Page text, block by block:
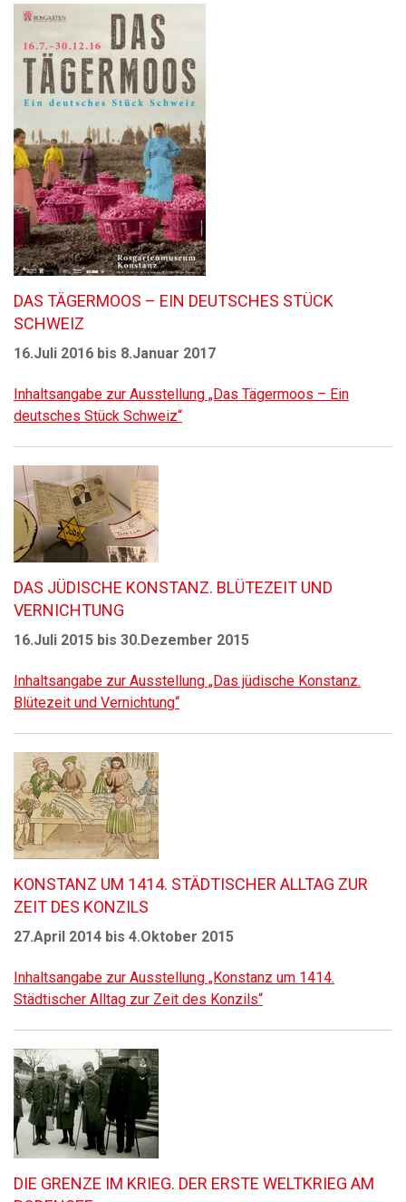
DAS TÄGERMOOS – EIN DEUTSCHES STÜCK
SCHWEIZ
16.Juli 2016 bis 8.Januar 2017
Inhaltsangabe zur Ausstellung „Das Tägermoos – Ein
deutsches Stück Schweiz“
DAS JÜDISCHE KONSTANZ. BLÜTEZEIT UND
VERNICHTUNG
16.Juli 2015 bis 30.Dezember 2015
Inhaltsangabe zur Ausstellung „Das jüdische Konstanz.
Blütezeit und Vernichtung“
KONSTANZ UM 1414. STÄDTISCHER ALLTAG ZUR
ZEIT DES KONZILS
27.April 2014 bis 4.Oktober 2015
Inhaltsangabe zur Ausstellung „Konstanz um 1414.
Städtischer Alltag zur Zeit des Konzils“
DIE GRENZE IM KRIEG. DER ERSTE WELTKRIEG AM